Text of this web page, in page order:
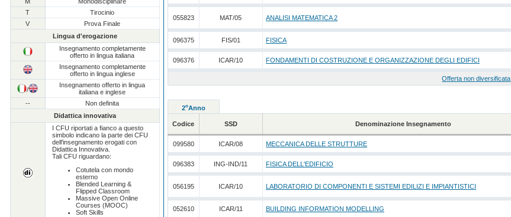
T
Tirocinio
V
Prova Finale
Lingua d'erogazione
Insegnamento completamente
offerto in lingua italiana
Insegnamento completamente
offerto in lingua inglese
/
Insegnamento offerto in lingua
italiana e inglese
--
Non definita
Didattica innovativa
I CFU riportati a fianco a questo
simbolo indicano la parte dei CFU
dell'insegnamento erogati con
Didattica Innovativa.
Tali CFU riguardano:
Cotutela con mondo
esterno
Blended Learning &
Flipped Classroom
Massive Open Online
Courses (MOOC)
Soft Skills
055823 MAT/05 ANALISI MATEMATICA 2
096375 FIS/01 FISICA
096376 ICAR/10 FONDAMENTI DI COSTRUZIONE E ORGANIZZAZIONE DEGLI EDIFICI
Offerta non diversificata
2oAnno
Codice SSD Denominazione Insegnamento
099580 ICAR/08 MECCANICA DELLE STRUTTURE
096383 ING-IND/11 FISICA DELL'EDIFICIO
056195 ICAR/10 LABORATORIO DI COMPONENTI E SISTEMI EDILIZI E IMPIANTISTICI
052610 ICAR/11 BUILDING INFORMATION MODELLING